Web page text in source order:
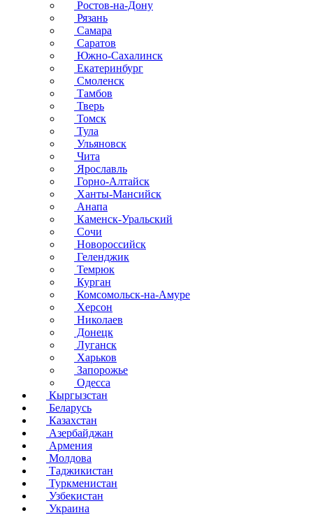
Ростов-на-Дону
Рязань
Самара
Саратов
Южно-Сахалинск
Екатеринбург
Смоленск
Тамбов
Тверь
Томск
Тула
Ульяновск
Чита
Ярославль
Горно-Алтайск
Ханты-Мансийск
Анапа
Каменск-Уральский
Сочи
Новороссийск
Геленджик
Темрюк
Курган
Комсомольск-на-Амуре
Херсон
Николаев
Донецк
Луганск
Харьков
Запорожье
Одесса
Кыргызстан
Беларусь
Казахстан
Азербайджан
Армения
Молдова
Таджикистан
Туркменистан
Узбекистан
Украина